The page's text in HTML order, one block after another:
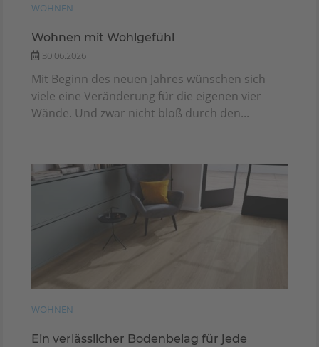
WOHNEN
Wohnen mit Wohlgefühl
30.06.2026
Mit Beginn des neuen Jahres wünschen sich
viele eine Veränderung für die eigenen vier
Wände. Und zwar nicht bloß durch den...
WOHNEN
Ein verlässlicher Bodenbelag für jede